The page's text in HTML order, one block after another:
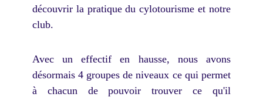
découvrir la pratique du cylotourisme et notre
club.
Avec un effectif en hausse, nous avons
désormais 4 groupes de niveaux ce qui permet
à chacun de pouvoir trouver ce qu'il